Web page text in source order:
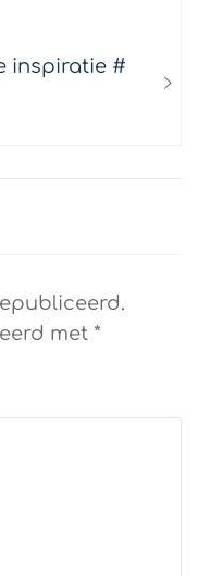
inspiratie #
met *